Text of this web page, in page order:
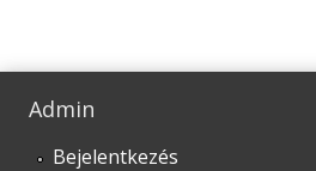
Admin
Bejelentkezés